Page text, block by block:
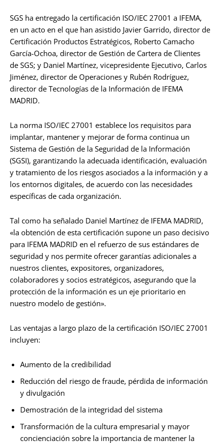
SGS ha entregado la certificación ISO/IEC 27001 a IFEMA,
en un acto en el que han asistido Javier Garrido, director de
Certificación Productos Estratégicos, Roberto Camacho
García-Ochoa, director de Gestión de Cartera de Clientes
de SGS; y Daniel Martínez, vicepresidente Ejecutivo, Carlos
Jiménez, director de Operaciones y Rubén Rodríguez,
director de Tecnologías de la Información de IFEMA
MADRID.
La norma ISO/IEC 27001 establece los requisitos para
implantar, mantener y mejorar de forma continua un
Sistema de Gestión de la Seguridad de la Información
(SGSI), garantizando la adecuada identificación, evaluación
y tratamiento de los riesgos asociados a la información y a
los entornos digitales, de acuerdo con las necesidades
específicas de cada organización.
Tal como ha señalado Daniel Martínez de IFEMA MADRID,
«la obtención de esta certificación supone un paso decisivo
para IFEMA MADRID en el refuerzo de sus estándares de
seguridad y nos permite ofrecer garantías adicionales a
nuestros clientes, expositores, organizadores,
colaboradores y socios estratégicos, asegurando que la
protección de la información es un eje prioritario en
nuestro modelo de gestión».
Las ventajas a largo plazo de la certificación ISO/IEC 27001
incluyen:
Aumento de la credibilidad
Reducción del riesgo de fraude, pérdida de información
y divulgación
Demostración de la integridad del sistema
Transformación de la cultura empresarial y mayor
concienciación sobre la importancia de mantener la